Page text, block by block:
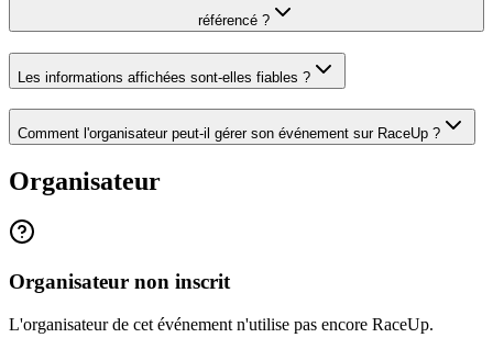
référencé ?
Les informations affichées sont-elles fiables ?
Comment l'organisateur peut-il gérer son événement sur RaceUp ?
Organisateur
Organisateur non inscrit
L'organisateur de cet événement n'utilise pas encore RaceUp.